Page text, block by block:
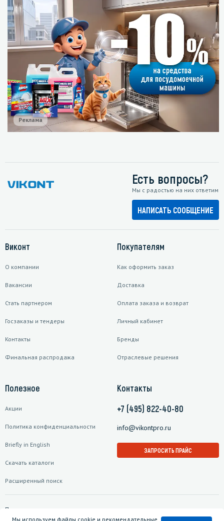
Реклама
Есть вопросы?
Мы с радостью на них ответим
НАПИСАТЬ СООБЩЕНИЕ
Виконт
О компании
Вакансии
Стать партнером
Госзаказы и тендеры
Контакты
Финальная распродажа
Покупателям
Как оформить заказ
Доставка
Оплата заказа и возврат
Личный кабинет
Бренды
Отраслевые решения
Полезное
Акции
Политика конфиденциальности
Briefly in English
Скачать каталоги
Расширенный поиск
Контакты
+7 (495) 822-40-80
info@vikontpro.ru
ЗАПРОСИТЬ ПРАЙС
Подписаться на рассылку
Мы используем файлы cookie и рекомендательные